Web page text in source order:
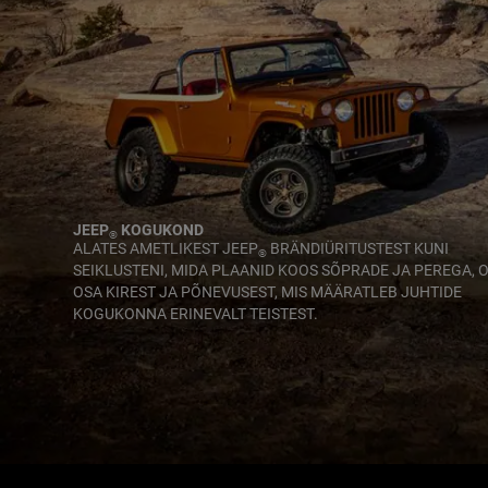
JEEP® KOGUKOND
,ALATES AMETLIKEST JEEP® BRÄNDIÜRITUSTEST KUNI
SEIKLUSTENI, MIDA PLAANID KOOS SÕPRADE JA PEREGA,
OSA KIREST JA PÕNEVUSEST, MIS MÄÄRATLEB JUHTIDE
KOGUKONNA ERINEVALT TEISTEST.
,,